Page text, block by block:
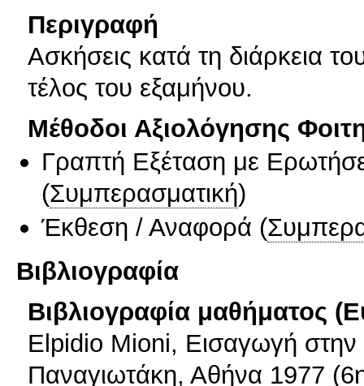
Περιγραφή
Ασκήσεις κατά τη διάρκεια
τέλος του εξαμήνου.
Μέθοδοι Αξιολόγησης
Γραπτή Εξέταση με
(Συμπερασματική)
Έκθεση / Αναφορά (
Βιβλιογραφία
Βιβλιογραφία μαθήματος
Elpidio Mioni, Εισαγωγή στην
Παναγιωτάκη, Αθήνα 1977